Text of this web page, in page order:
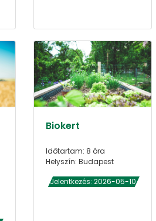
Biokert
Időtartam: 8 óra
Helyszín: Budapest
Jelentkezés: 2026-05-10